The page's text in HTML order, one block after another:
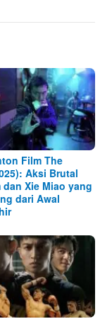
Film The
Aksi Brutal
dan Xie Miao yang
dari Awal